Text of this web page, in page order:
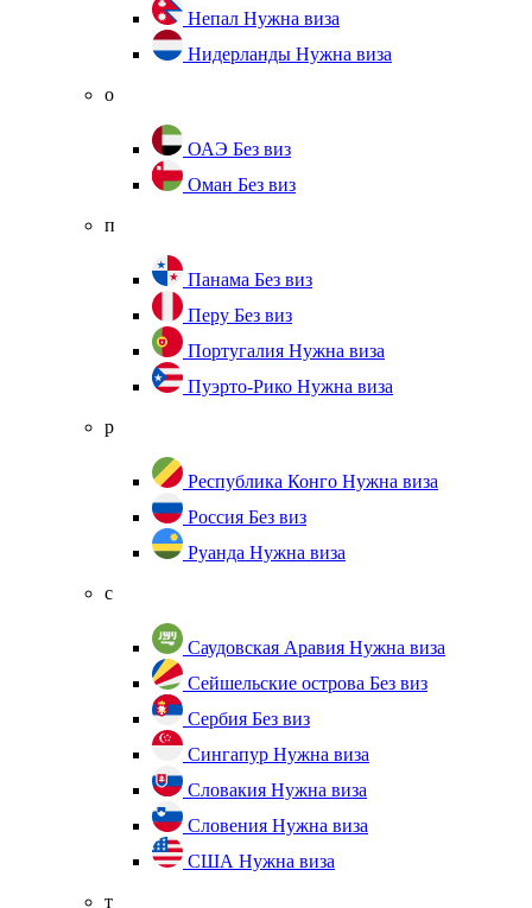
Непал Нужна виза
Нидерланды Нужна виза
о
ОАЭ Без виз
Оман Без виз
п
Панама Без виз
Перу Без виз
Португалия Нужна виза
Пуэрто-Рико Нужна виза
р
Республика Конго Нужна виза
Россия Без виз
Руанда Нужна виза
с
Саудовская Аравия Нужна виза
Сейшельские острова Без виз
Сербия Без виз
Сингапур Нужна виза
Словакия Нужна виза
Словения Нужна виза
США Нужна виза
т